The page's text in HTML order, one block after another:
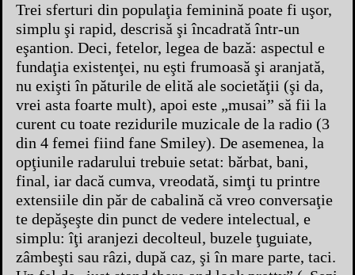
Trei sferturi din populaţia feminină poate fi uşor,
simplu şi rapid, descrisă şi încadrată într-un
eşantion. Deci, fetelor, legea de bază: aspectul e
fundaţia existenţei, nu eşti frumoasă şi aranjată,
nu exişti în păturile de elită ale societăţii (şi da,
vrei asta foarte mult), apoi este „musai” să fii la
curent cu toate rezidurile muzicale de la radio (3
din 4 femei fiind fane Smiley). De asemenea, la
opţiunile radarului trebuie setat: bărbat, bani,
final, iar dacă cumva, vreodată, simţi tu printre
extensiile din păr de cabalină că vreo conversaţie
te depăşeşte din punct de vedere intelectual, e
simplu: îţi aranjezi decolteul, buzele ţuguiate,
zâmbeşti sau râzi, după caz, şi în mare parte, taci.